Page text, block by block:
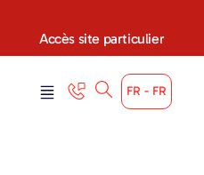
Accès site particulier
FR - FR